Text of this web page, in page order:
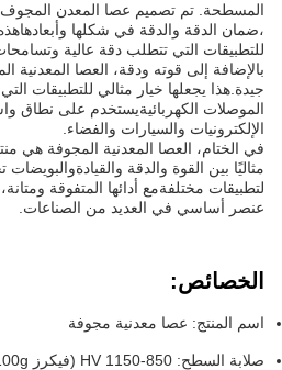
،ضمان الدقة والدقة في شكلها وأبعادهاهذه
للتطبيقات التي تتطلب دقة عالية
بالإضافة إلى قوته ودقة، العصا المعدنية
جيدة.هذا يجعلها خيار مثالي للتطبيقات
الموصلات الكهربائيةيستخدم على نطاق
الإلكترونيات والسيارات والفضاء.
في الختام، العصا المعدنية المجوفة هي
مثاليًا بين القوة والدقة والقيادةوالبويضات
لتطبيقات مختلفةمع أدائها المتفوقة
عنصر أساسي في العديد من الصناعات.
الخصائص:
اسم المنتج: عصا معدنية مجوفة
صلابة السطح: 850-1150 HV (فيكرز 100g)